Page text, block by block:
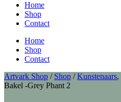
Home
Shop
Contact
Home
Shop
Contact
Artvark Shop / Shop /Kunstenaars,
Bakel -Grey Phant 2